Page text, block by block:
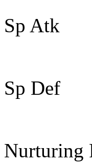
Sp Atk
Sp Def
Nurturing